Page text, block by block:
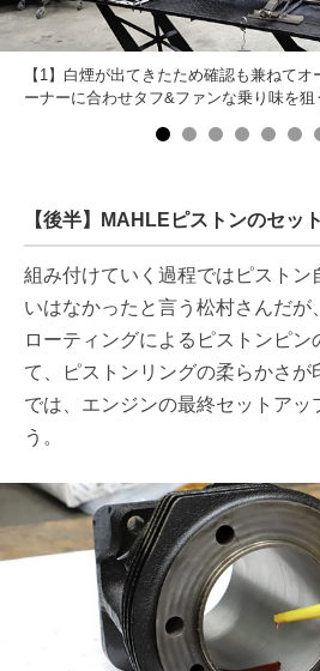
【1】白煙が出てきたため確認も兼ねて
ーナーに合わせタフ&ファンな乗り味を狙
【後半】MAHLEピストンのセッ
組み付けていく過程ではピストン
いはなかったと言う松村さんだが
ローティングによるピストンピン
て、ピストンリングの柔らかさが
では、エンジンの最終セットアッ
う。